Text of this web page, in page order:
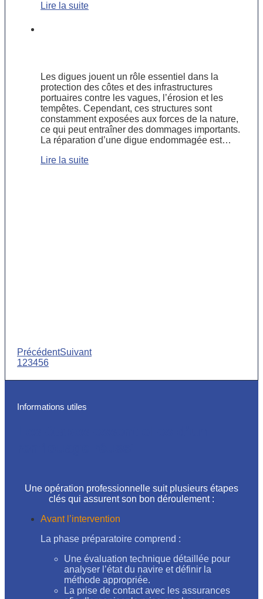
Lire la suite
Les digues jouent un rôle essentiel dans la
protection des côtes et des infrastructures
portuaires contre les vagues, l’érosion et les
tempêtes. Cependant, ces structures sont
constamment exposées aux forces de la nature,
ce qui peut entraîner des dommages importants.
La réparation d’une digue endommagée est…
Lire la suite
PrécédentSuivant
123456
Informations utiles
Une opération professionnelle suit plusieurs étapes
clés qui assurent son bon déroulement :
Avant l’intervention
La phase préparatoire comprend :
Une évaluation technique détaillée pour
analyser l’état du navire et définir la
méthode appropriée.
La prise de contact avec les assurances